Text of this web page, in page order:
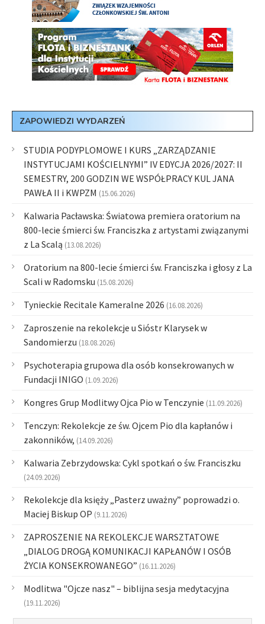
ZAPOWIEDZI WYDARZEŃ
STUDIA PODYPLOMOWE I KURS „ZARZĄDZANIE
INSTYTUCJAMI KOŚCIELNYMI” IV EDYCJA 2026/2027: II
SEMESTRY, 200 GODZIN WE WSPÓŁPRACY KUL JANA
PAWŁA II i KWPZM (15.06.2026)
Kalwaria Pacławska: Światowa premiera oratorium na
800-lecie śmierci św. Franciszka z artystami związanymi
z La Scalą (13.08.2026)
Oratorium na 800-lecie śmierci św. Franciszka i głosy z La
Scali w Radomsku (15.08.2026)
Tynieckie Recitale Kameralne 2026 (16.08.2026)
Zaproszenie na rekolekcje u Sióstr Klarysek w
Sandomierzu (18.08.2026)
Psychoterapia grupowa dla osób konsekrowanych w
Fundacji INIGO (1.09.2026)
Kongres Grup Modlitwy Ojca Pio w Tenczynie (11.09.2026)
Tenczyn: Rekolekcje ze św. Ojcem Pio dla kapłanów i
zakonników, (14.09.2026)
Kalwaria Zebrzydowska: Cykl spotkań o św. Franciszku
(24.09.2026)
Rekolekcje dla księży „Pasterz uważny” poprowadzi o.
Maciej Biskup OP (9.11.2026)
ZAPROSZENIE NA REKOLEKCJE WARSZTATOWE
„DIALOG DROGĄ KOMUNIKACJI KAPŁANÓW I OSÓB
ŻYCIA KONSEKROWANEGO” (16.11.2026)
Modlitwa "Ojcze nasz" – biblijna sesja medytacyjna
(19.11.2026)